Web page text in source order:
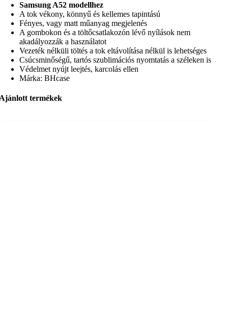
Samsung A52 modellhez
A tok vékony, könnyű és kellemes tapintású
Fényes, vagy matt műanyag megjelenés
A gombokon és a töltőcsatlakozón lévő nyílások nem
akadályozzák a használatot
Vezeték nélküli töltés a tok eltávolítása nélkül is lehetséges
Csúcsminőségű, tartós szublimációs nyomtatás a széleken is
Védelmet nyújt leejtés, karcolás ellen
Márka: BHcase
termékek